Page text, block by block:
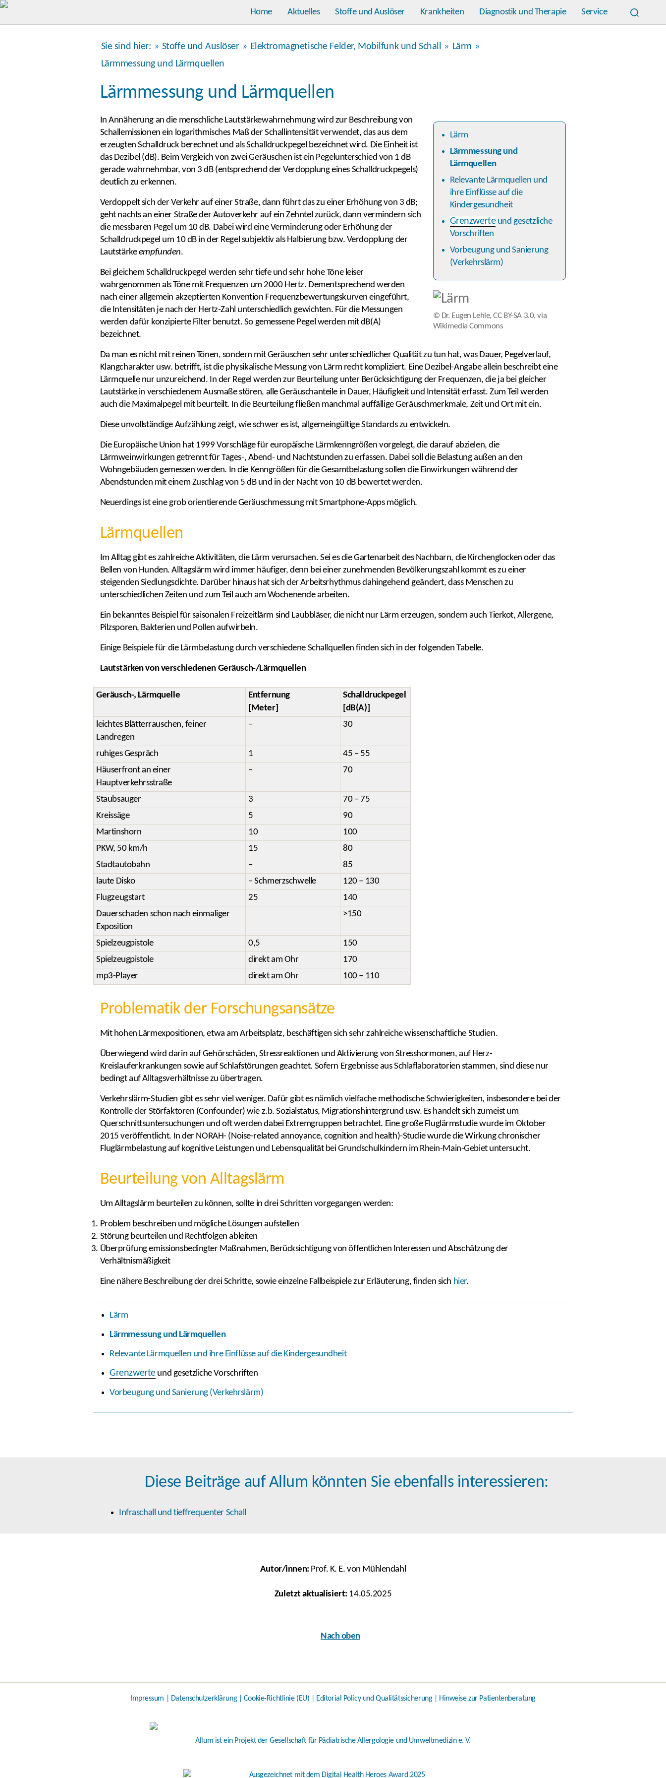
Home Aktuelles Stoffe und Auslöser Krankheiten Diagnostik und Therapie Service
Sie sind hier: » Stoffe und Auslöser » Elektromagnetische Felder, Mobilfunk und Schall » Lärm »
Lärmmessung und Lärmquellen
Lärmmessung und Lärmquellen
Lärm
Lärmmessung und
Lärmquellen
Relevante Lärmquellen und
ihre Einflüsse auf die
Kindergesundheit
Grenzwerteund gesetzliche
Vorschriften
Vorbeugung und Sanierung
(Verkehrslärm)
© Dr. Eugen Lehle,CC BY-SA 3.0, via
Wikimedia Commons
In Annäherung an die menschliche Lautstärkewahrnehmung wird zur Beschreibung von
Schallemissionen ein logarithmisches Maß der Schallintensität verwendet, das aus dem
erzeugten Schalldruck berechnet und als Schalldruckpegel bezeichnet wird. Die Einheit ist
das Dezibel (dB). Beim Vergleich von zwei Geräuschen ist ein Pegelunterschied von 1 dB
gerade wahrnehmbar, von 3 dB (entsprechend der Verdopplung eines Schalldruckpegels)
deutlich zu erkennen.
Verdoppelt sich der Verkehr auf einer Straße, dann führt das zu einer Erhöhung von 3 dB;
geht nachts an einer Straße der Autoverkehr auf ein Zehntel zurück, dann vermindern sich
die messbaren Pegel um 10 dB. Dabei wird eine Verminderung oder Erhöhung der
Schalldruckpegel um 10 dB in der Regel subjektiv als Halbierung bzw. Verdopplung der
Lautstärkeempfunden.
Bei gleichem Schalldruckpegel werden sehr tiefe und sehr hohe Töne leiser
wahrgenommen als Töne mit Frequenzen um 2000 Hertz. Dementsprechend werden
nach einer allgemein akzeptierten Konvention Frequenzbewertungskurven eingeführt,
die Intensitäten je nach der Hertz-Zahl unterschiedlich gewichten. Für die Messungen
werden dafür konzipierte Filter benutzt. So gemessene Pegel werden mit dB(A)
bezeichnet.
Da man es nicht mit reinen Tönen, sondern mit Geräuschen sehr unterschiedlicher Qualität zu tun hat, was Dauer, Pegelverlauf,
Klangcharakter usw. betrifft, ist die physikalische Messung von Lärm recht kompliziert. Eine Dezibel-Angabe allein beschreibt eine
Lärmquelle nur unzureichend. In der Regel werden zur Beurteilung unter Berücksichtigung der Frequenzen, die ja bei gleicher
Lautstärke in verschiedenem Ausmaße stören, alle Geräuschanteile in Dauer, Häufigkeit und Intensität erfasst. Zum Teil werden
auch die Maximalpegel mit beurteilt. In die Beurteilung fließen manchmal auffällige Geräuschmerkmale, Zeit und Ort mit ein.
Diese unvollständige Aufzählung zeigt, wie schwer es ist, allgemeingültige Standards zu entwickeln.
Die Europäische Union hat 1999 Vorschläge für europäische Lärmkenngrößen vorgelegt, die darauf abzielen, die
Lärmweinwirkungen getrennt für Tages-, Abend- und Nachtstunden zu erfassen. Dabei soll die Belastung außen an den
Wohngebäuden gemessen werden. In die Kenngrößen für die Gesamtbelastung sollen die Einwirkungen während der
Abendstunden mit einem Zuschlag von 5 dB und in der Nacht von 10 dB bewertet werden.
Neuerdings ist eine grob orientierende Geräuschmessung mit Smartphone-Apps möglich.
Lärmquellen
Im Alltag gibt es zahlreiche Aktivitäten, die Lärm verursachen. Sei es die Gartenarbeit des Nachbarn, die Kirchenglocken oder das
Bellen von Hunden. Alltagslärm wird immer häufiger, denn bei einer zunehmenden Bevölkerungszahl kommt es zu einer
steigenden Siedlungsdichte. Darüber hinaus hat sich der Arbeitsrhythmus dahingehend geändert, dass Menschen zu
unterschiedlichen Zeiten und zum Teil auch am Wochenende arbeiten.
Ein bekanntes Beispiel für saisonalen Freizeitlärm sind Laubbläser, die nicht nur Lärm erzeugen, sondern auch Tierkot, Allergene,
Pilzsporen, Bakterien und Pollen aufwirbeln.
Einige Beispiele für die Lärmbelastung durch verschiedene Schallquellen finden sich in der folgenden Tabelle.
Lautstärken von verschiedenen Geräusch-/Lärmquellen
Geräusch-, Lärmquelle
Entfernung
[Meter]
Schalldruckpegel
[dB(A)]
leichtes Blätterrauschen, feiner
Landregen
– 30
ruhiges Gespräch 1
45 – 55
Häuserfront an einer
Hauptverkehrsstraße
– 70
Staubsauger 3
70 – 75
Kreissäge
5
90
Martinshorn
10
100
PKW, 50 km/h
15
80
Stadtautobahn
–
85
laute Disko
– Schmerzschwelle
120 – 130
Flugzeugstart
25
140
Dauerschaden schon nach einmaliger
Exposition
>150
Spielzeugpistole 0,5
150
Spielzeugpistole
direkt am Ohr
170
mp3-Player
direkt am Ohr 100 – 110
Problematik der Forschungsansätze
Mit hohen Lärmexpositionen, etwa am Arbeitsplatz, beschäftigen sich sehr zahlreiche wissenschaftliche Studien.
Überwiegend wird darin auf Gehörschäden, Stressreaktionen und Aktivierung von Stresshormonen, auf Herz-
Kreislauferkrankungen sowie auf Schlafstörungen geachtet. Sofern Ergebnisse aus Schlaflaboratorien stammen, sind diese nur
bedingt auf Alltagsverhältnisse zu übertragen.
Verkehrslärm-Studien gibt es sehr viel weniger. Dafür gibt es nämlich vielfache methodische Schwierigkeiten, insbesondere bei der
Kontrolle der Störfaktoren (Confounder) wie z.b. Sozialstatus, Migrationshintergrund usw. Es handelt sich zumeist um
Querschnittsuntersuchungen und oft werden dabei Extremgruppen betrachtet. Eine große Fluglärmstudie wurde im Oktober
2015 veröffentlicht. In der NORAH- (Noise-related annoyance, cognition and health)-Studie wurde die Wirkung chronischer
Fluglärmbelastung auf kognitive Leistungen und Lebensqualität bei Grundschulkindern im Rhein-Main-Gebiet untersucht.
Beurteilung von Alltagslärm
Um Alltagslärm beurteilen zu können, sollte in drei Schritten vorgegangen werden:
Problem beschreiben und mögliche Lösungen aufstellen
Störung beurteilen und Rechtfolgen ableiten
Überprüfung emissionsbedingter Maßnahmen, Berücksichtigung von öffentlichen Interessen und Abschätzung der
Verhältnismäßigkeit
Eine nähere Beschreibung der drei Schritte, sowie einzelne Fallbeispiele zur Erläuterung, finden sich hier.
Lärm
Lärmmessung und Lärmquellen
Relevante Lärmquellen und ihre Einflüsse auf die Kindergesundheit
Grenzwerteund gesetzliche Vorschriften
Vorbeugung und Sanierung (Verkehrslärm)
Diese Beiträge auf Allum könnten Sie ebenfalls interessieren:
Infraschall und tieffrequenter Schall
Autor/innen: Prof. K. E. von Mühlendahl
Zuletzt aktualisiert: 14.05.2025
Nach oben
Impressum Datenschutzerklärung| Cookie-Richtlinie (EU) Editorial Policy und Qualitätssicherung| Hinweise zur Patientenberatung
Allum ist ein Projekt derGesellschaft für Pädiatrische Allergologie und Umweltmedizin e. V.